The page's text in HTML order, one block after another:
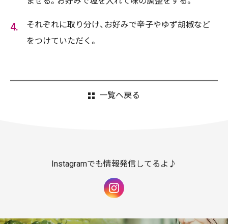
それぞれに取り分け、お好みで辛子やゆず胡椒など
をつけていただく。
一覧へ戻る
Instagramでも情報発信してるよ♪